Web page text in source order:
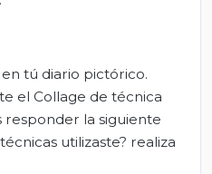
tú diario pictórico.
el Collage de técnica
responder la siguiente
utilizaste? realiza